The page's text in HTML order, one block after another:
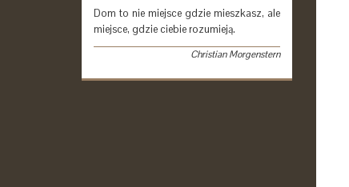
Dom to nie miejsce gdzie mieszkasz, ale
miejsce, gdzie ciebie rozumieją.
Christian Morgenstern